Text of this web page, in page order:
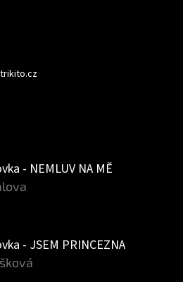
- NEMLUV NA MĚ
je 5 z 5 hvězdiček.
- JSEM PRINCEZNA
je 5 z 5 hvězdiček.